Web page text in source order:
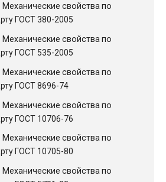
Механические свойства по
ГОСТ 380-2005
Механические свойства по
ГОСТ 535-2005
Механические свойства по
ГОСТ 8696-74
Механические свойства по
ГОСТ 10706-76
Механические свойства по
ГОСТ 10705-80
Механические свойства по